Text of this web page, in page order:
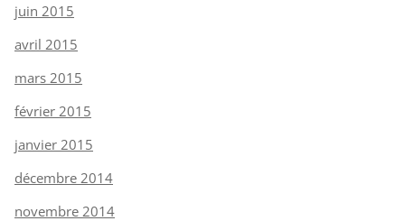
juin 2015
avril 2015
mars 2015
février 2015
janvier 2015
décembre 2014
novembre 2014